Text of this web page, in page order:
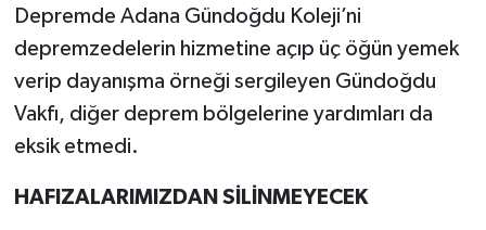
Depremde Adana Gündoğdu Koleji’ni
depremzedelerin hizmetine açıp üç öğün yemek
verip dayanışma örneği sergileyen Gündoğdu
Vakfı, diğer deprem bölgelerine yardımları da
eksik etmedi.
HAFIZALARIMIZDAN SİLİNMEYECEK